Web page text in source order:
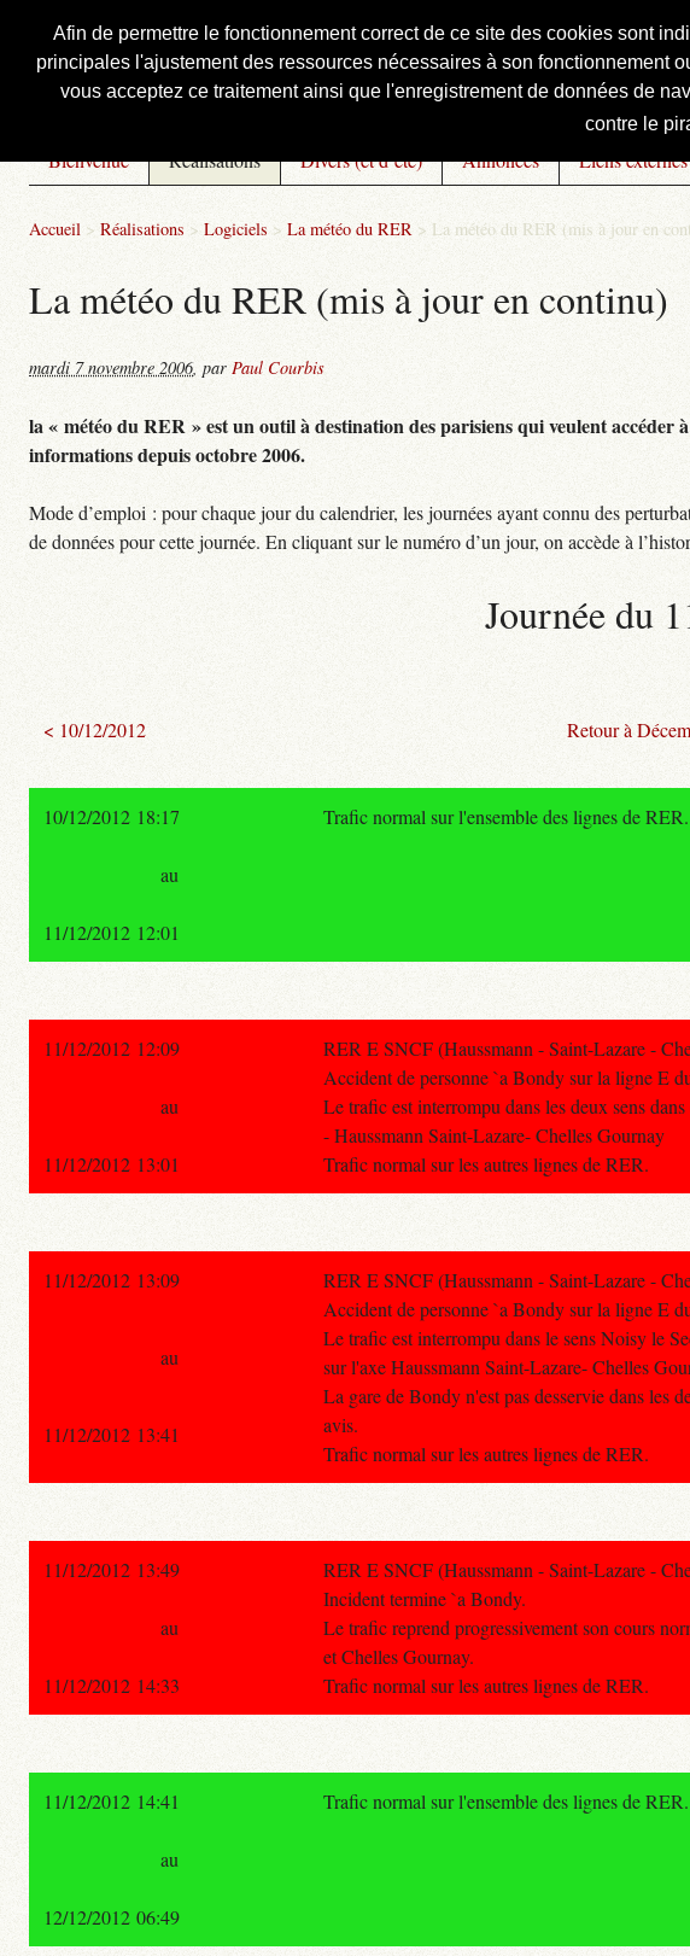
Afin de permettre le fonctionnement correct de ce site des cookies sont
principales l'ajustement des ressources nécessaires à son fonctionnement
vous acceptez ce traitement ainsi que l'enregistrement de données de
contre le
Courbis, « LE » Blog Officiel
Bienvenue Réalisations Divers (et d’été) Annonces Liens externes
Accueil > Réalisations > Logiciels > La météo du RER > La météo du RER (mis à jour en
La météo du RER (mis à jour en continu)
mardi 7 novembre 2006, par Paul Courbis
la « météo du RER » est un outil à destination des parisiens qui veulent
informations depuis octobre 2006.
Mode d’emploi : pour chaque jour du calendrier, les journées ayant connu des
de données pour cette journée. En cliquant sur le numéro d’un jour, on accède à
Journée du
< 10/12/2012 Retour à
10/12/2012 18:17 Trafic normal sur l'ensemble des lignes de RER.
au
11/12/2012 12:01
11/12/2012 12:09
RER E SNCF (Haussmann - Saint-Lazare -
Accident de personne `a Bondy sur la ligne E
Le trafic est interrompu dans les deux sens
- Haussmann Saint-Lazare- Chelles Gournay
Trafic normal sur les autres lignes de RER.
au
11/12/2012 13:01
11/12/2012 13:09
RER E SNCF (Haussmann - Saint-Lazare -
Accident de personne `a Bondy sur la ligne E
Le trafic est interrompu dans le sens Noisy le
sur l'axe Haussmann Saint-Lazare- Chelles
La gare de Bondy n'est pas desservie dans les
avis.
Trafic normal sur les autres lignes de RER.
au
11/12/2012 13:41
11/12/2012 13:49
RER E SNCF (Haussmann - Saint-Lazare -
Incident termine `a Bondy.
Le trafic reprend progressivement son cours
et Chelles Gournay.
Trafic normal sur les autres lignes de RER.
au
11/12/2012 14:33
11/12/2012 14:41 Trafic normal sur l'ensemble des lignes de RER.
au
12/12/2012 06:49